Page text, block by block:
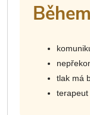
tlak má
terapeut